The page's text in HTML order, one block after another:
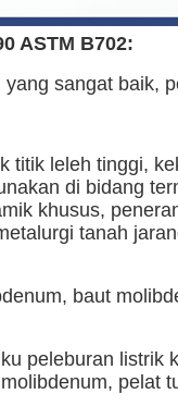
ASTM B702:
sangat baik,
titik leleh tinggi,
di bidang
khusus,
tanah
baut
peleburan listrik
pelat